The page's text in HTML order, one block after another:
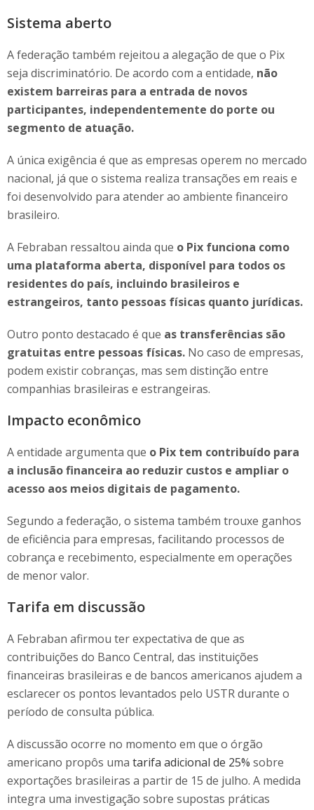
Sistema aberto
A federação também rejeitou a alegação de que o Pix
seja discriminatório. De acordo com a entidade, não
existem barreiras para a entrada de novos
participantes, independentemente do porte ou
segmento de atuação.
A única exigência é que as empresas operem no mercado
nacional, já que o sistema realiza transações em reais e
foi desenvolvido para atender ao ambiente financeiro
brasileiro.
A Febraban ressaltou ainda que o Pix funciona como
uma plataforma aberta, disponível para todos os
residentes do país, incluindo brasileiros e
estrangeiros, tanto pessoas físicas quanto jurídicas.
Outro ponto destacado é que as transferências são
gratuitas entre pessoas físicas. No caso de empresas,
podem existir cobranças, mas sem distinção entre
companhias brasileiras e estrangeiras.
Impacto econômico
A entidade argumenta que o Pix tem contribuído para
a inclusão financeira ao reduzir custos e ampliar o
acesso aos meios digitais de pagamento.
Segundo a federação, o sistema também trouxe ganhos
de eficiência para empresas, facilitando processos de
cobrança e recebimento, especialmente em operações
de menor valor.
Tarifa em discussão
A Febraban afirmou ter expectativa de que as
contribuições do Banco Central, das instituições
financeiras brasileiras e de bancos americanos ajudem a
esclarecer os pontos levantados pelo USTR durante o
período de consulta pública.
A discussão ocorre no momento em que o órgão
americano propôs uma tarifa adicional de 25% sobre
exportações brasileiras a partir de 15 de julho. A medida
integra uma investigação sobre supostas práticas